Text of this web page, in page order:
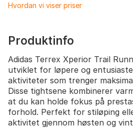
Hvordan vi viser priser
Produktinfo
Adidas Terrex Xperior Trail
utviklet for løpere og
aktiviteter som trenger
Disse tightsene kombinerer
at du kan holde fokus på
forhold. Perfekt for stiløping
aktivitet gjennom høsten og